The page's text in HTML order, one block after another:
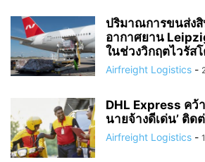
ปริมาณการขนส่ง
อากาศยาน
ในช่วงวิกฤตไวรัส
Airfreight Logistics -
DHL Express คว้
นายจ้างดีเด่น’ ติ
Airfreight Logistics -